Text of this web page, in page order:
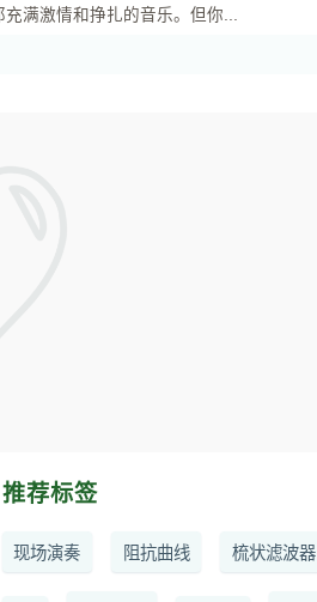
的面孔，以及他那充满激情和挣扎的音乐。但你...
推荐标签
现场演奏 阻抗曲线 梳状滤波器